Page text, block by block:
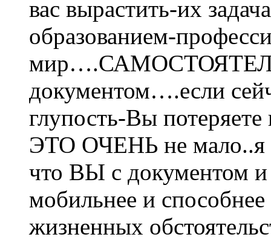
вас вырастить-их
образованием-
документом….если
глупость-Вы
ЭТО ОЧЕНЬ не мало..я
что ВЫ с документом и
мобильнее и
жизненных